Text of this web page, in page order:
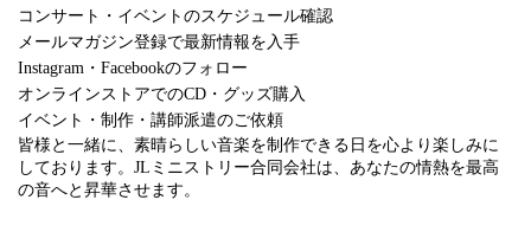
コンサート・イベントのスケジュール確認
メールマガジン登録で最新情報を入手
Instagram・Facebookのフォロー
オンラインストアでのCD・グッズ購入
イベント・制作・講師派遣のご依頼
皆様と一緒に、素晴らしい音楽を制作できる日を心より楽しみに
しております。JLミニストリー合同会社は、あなたの情熱を最高
の音へと昇華させます。